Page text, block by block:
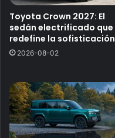
Toyota Crown 2027: El
sedán electrificado que
redefine la sofisticación
2026-08-02